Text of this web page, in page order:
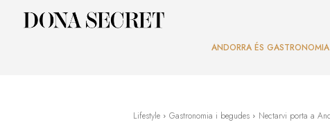
ANDORRA ÉS GASTRONOMIA
Lifestyle Gastronomia i begudes Nectarvi porta a